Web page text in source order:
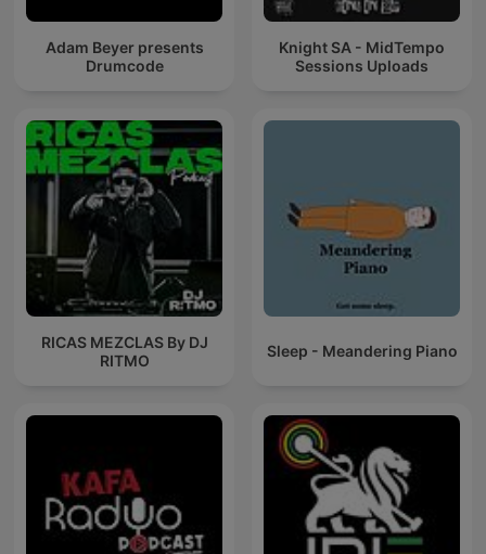
Adam Beyer presents
Drumcode
Knight SA - MidTempo
Sessions Uploads
RICAS MEZCLAS By DJ
RITMO
Sleep - Meandering Piano